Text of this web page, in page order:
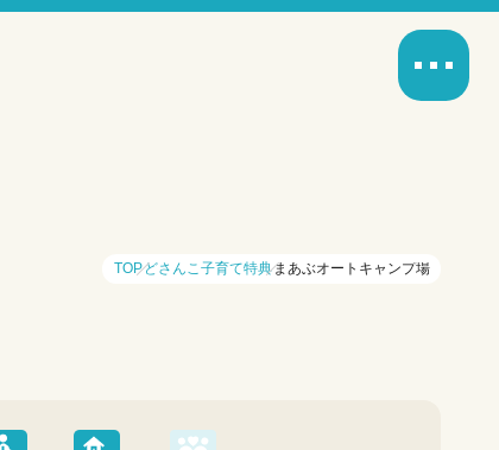
TOPどさんこ子育て特典まあぶオートキャンプ場